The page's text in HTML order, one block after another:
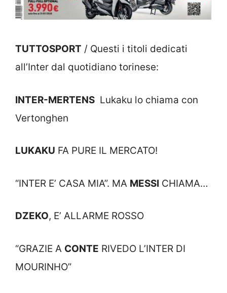
TUTTOSPORT / Questi i titoli dedicati
all’Inter dal quotidiano torinese:
INTER-MERTENS Lukaku lo chiama con
Vertonghen
LUKAKU FA PURE IL MERCATO!
“INTER E’ CASA MIA”. MA MESSI CHIAMA…
DZEKO, E’ ALLARME ROSSO
“GRAZIE A CONTE RIVEDO L’INTER DI
MOURINHO”